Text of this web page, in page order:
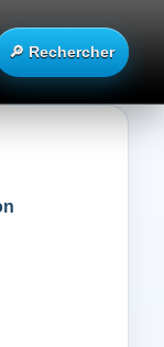
🔎 Rechercher